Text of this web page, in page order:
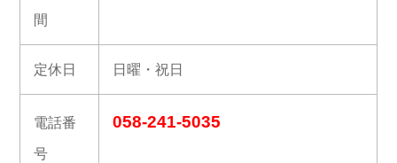
間
定休日 日曜・祝日
電話番
号
058-241-5035